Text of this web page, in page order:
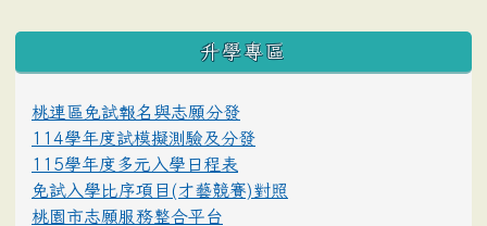
升學專區
桃連區免試報名與志願分發
114學年度試模擬測驗及分發
115學年度多元入學日程表
免試入學比序項目(才藝競賽)對照
桃園市志願服務整合平台